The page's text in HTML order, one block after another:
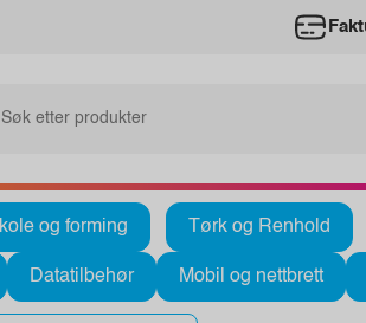
og forming Tørk og Renhold
Datatilbehør Mobil og nettbrett